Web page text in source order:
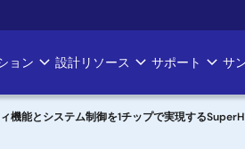
ョン 設計リソース サポート サ
機能とシステム制御を1チップで実現する